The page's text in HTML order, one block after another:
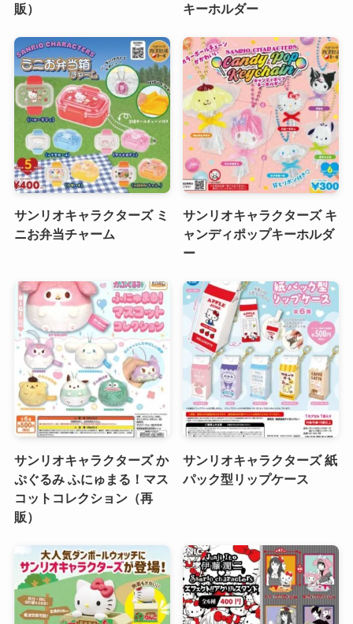
販）
キーホルダー
サンリオキャラクターズ ミ
ニお弁当チャーム
サンリオキャラクターズ キ
ャンディポップキーホルダ
ー
サンリオキャラクターズ か
ぷぐるみ ふにゅまる！マス
コットコレクション（再
販）
サンリオキャラクターズ 紙
パック型リップケース